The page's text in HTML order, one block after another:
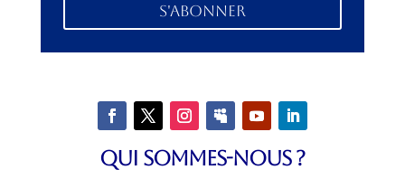
S'abonner
QUI SOMMES-NOUS ?